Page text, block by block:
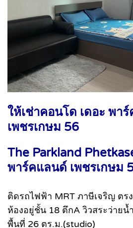
ให้เช่าคอนโด เดอะ พา
เพชรเกษม 56
The Parkland
พาร์คแลนด์ เพชรเกษม
ติดรถไฟฟ้า MRT ภาษีเจริญ ตร
ห้องอยู่ชั้น 18 ตึกA วิวสระว่ายน้ำ
พื้นที่ 26 ตร.ม.(studio)